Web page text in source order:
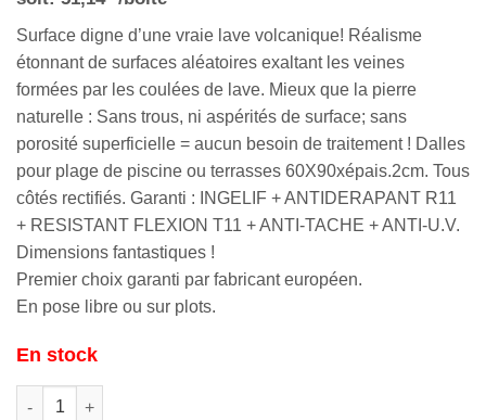
Surface digne d’une vraie lave volcanique! Réalisme
étonnant de surfaces aléatoires exaltant les veines
formées par les coulées de lave. Mieux que la pierre
naturelle : Sans trous, ni aspérités de surface; sans
porosité superficielle = aucun besoin de traitement ! Dalles
pour plage de piscine ou terrasses 60X90xépais.2cm. Tous
côtés rectifiés. Garanti : INGELIF + ANTIDERAPANT R11
+ RESISTANT FLEXION T11 + ANTI-TACHE + ANTI-U.V.
Dimensions fantastiques !
Premier choix garanti par fabricant européen.
En pose libre ou sur plots.
En stock
quantité de BASALTINA 60X90X2